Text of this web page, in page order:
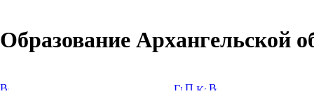
Образование Архангельской